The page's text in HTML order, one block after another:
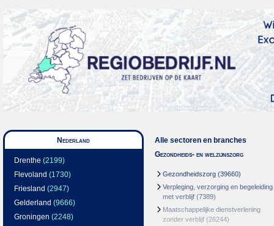
Nederland
Drenthe (2199)
Flevoland (1730)
Friesland (2947)
Gelderland (9666)
Groningen (2248)
Alle sectoren en branches
Gezondheids- en welzijnszorg
Gezondheidszorg (39660)
Verpleging, verzorging en begeleiding
met verblijf (7389)
Maatschappelijke dienstverlening
zonder verblijf (26244)